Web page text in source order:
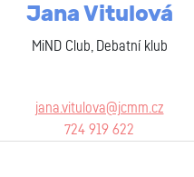
Jana Vitulová
MiND Club, Debatní klub
jana.vitulova@jcmm.cz
724 919 622